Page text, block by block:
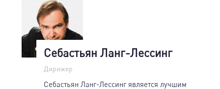
Себастьян Ланг-Лессинг
Дирижер
Себастьян Ланг-Лессинг является лучшим